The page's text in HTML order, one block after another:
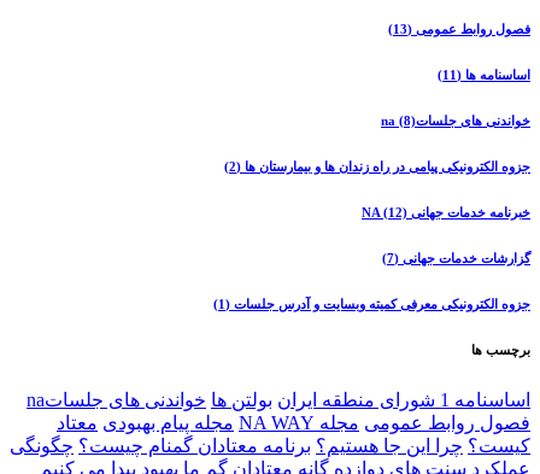
فصول روابط عمومی (13)
اساسنامه ها (11)
خواندنی های جلساتna(8)
جزوه الکترونیکی پیامی در راه زندان ها و بیمارستان ها (2)
خبرنامه خدمات جهانی NA (12)
گزارشات خدمات جهانی (7)
جزوه الکترونیکی معرفی کمیته وبسایت و آدرس جلسات (1)
برچسب ها
اساسنامه 1 شورای منطقه ایران بولتن ها خواندنی های جلساتna
فصول روابط عمومی مجله NA WAY مجله پیام بهبودی معتاد
کیست؟ چرا اين جا هستيم؟ برنامه معتادان گمنام چيست؟ چگونگی
عملکرد سنت های دوازده گانه معتادان گم ما بهبود پیدا می کنیم